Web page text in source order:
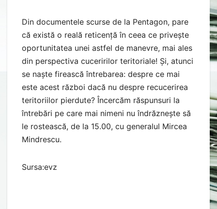
Din documentele scurse de la Pentagon, pare
că există o reală reticență în ceea ce privește
oportunitatea unei astfel de manevre, mai ales
din perspectiva cuceririlor teritoriale! Și, atunci
se naște firească întrebarea: despre ce mai
este acest război dacă nu despre recucerirea
teritoriilor pierdute? Încercăm răspunsuri la
întrebări pe care mai nimeni nu îndrăznește să
le rostească, de la 15.00, cu generalul Mircea
Mindrescu.
Sursa:evz